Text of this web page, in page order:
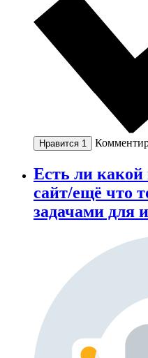
Нравится 1
Есть ли какой
сайт/ещё что
задачами для